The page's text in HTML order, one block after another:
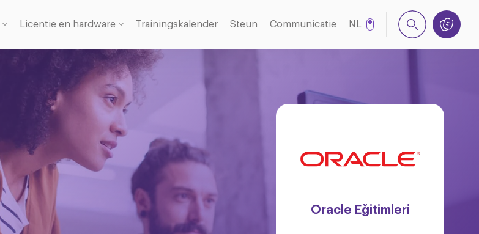
Licentie en hardware Trainingskalender Steun Communicatie
NL
Oracle Eğitimleri